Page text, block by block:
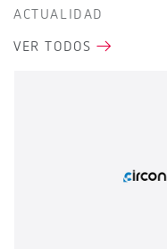
ACTUALIDAD
VER TODOS